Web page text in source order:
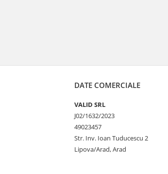
DATE COMERCIALE
VALID SRL
J02/1632/2023
49023457
Str. Inv. Ioan Tuducescu 2
Lipova/Arad, Arad